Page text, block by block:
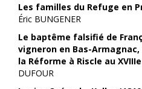
Les familles du Refuge en
Éric BUNGENER
Le baptême falsifié de
vigneron en Bas-Armagnac,
la Réforme à Riscle au
DUFOUR